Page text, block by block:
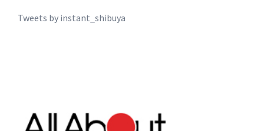
Tweets by instant_shibuya